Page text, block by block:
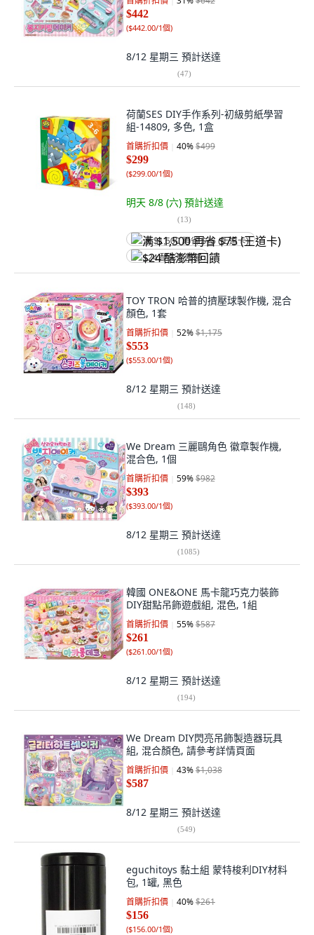
$442
($442.00/1個)
8/12 星期三 預計送達
(47)
荷蘭SES DIY手作系列-初級剪紙學習
組-14809, 多色, 1盒
首購折扣價 40%$499
$299
($299.00/1個)
明天 8/8 (六) 預計送達
(13)
满 $1,500 再省 $75 (王道卡)
$24 酷澎幣回饋
TOY TRON 哈普的擠壓球製作機, 混合
顏色, 1套
首購折扣價 52%$1,175
$553
($553.00/1個)
8/12 星期三 預計送達
(148)
We Dream 三麗鷗角色 徽章製作機,
混合色, 1個
首購折扣價 59%$982
$393
($393.00/1個)
8/12 星期三 預計送達
(1085)
韓國 ONE&ONE 馬卡龍巧克力裝飾
DIY甜點吊飾遊戲組, 混色, 1組
首購折扣價 55%$587
$261
($261.00/1個)
8/12 星期三 預計送達
(194)
We Dream DIY閃亮吊飾製造器玩具
組, 混合顏色, 請參考詳情頁面
首購折扣價 43%$1,038
$587
8/12 星期三 預計送達
(549)
eguchitoys 黏土組 蒙特梭利DIY材料
包, 1罐, 黑色
首購折扣價 40%$261
$156
($156.00/1個)